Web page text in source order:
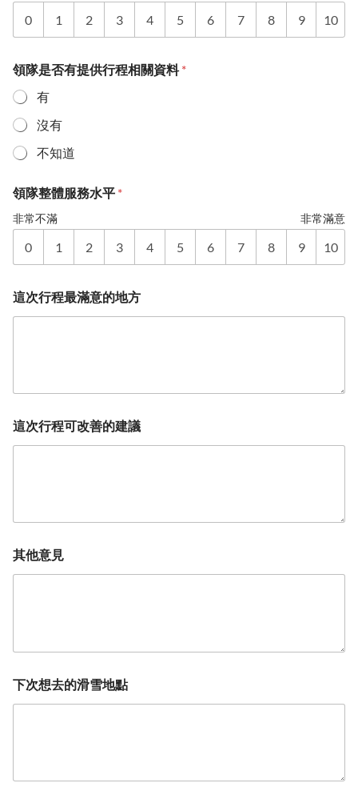
0 1 2 3 4 5 6 7 8 9 10
領隊是否有提供行程相關資料*
有
沒有
不知道
領隊整體服務水平 *
非常不滿 非常滿意
0 1 2 3 4 5 6 7 8 9 10
這次行程最滿意的地方
這次行程可改善的建議
其他意見
下次想去的滑雪地點